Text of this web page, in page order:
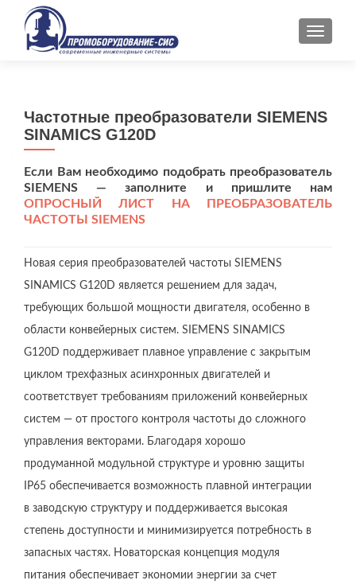
Частотные преобразователи SIEMENS
SINAMICS G120D
Если Вам необходимо подобрать преобразователь
SIEMENS — заполните и пришлите нам
ОПРОСНЫЙ ЛИСТ НА ПРЕОБРАЗОВАТЕЛЬ
ЧАСТОТЫ SIEMENS
Новая серия преобразователей частоты SIEMENS
SINAMICS G120D является решением для задач,
требующих большой мощности двигателя, особенно в
области конвейерных систем. SIEMENS SINAMICS
G120D поддерживает плавное управление с закрытым
циклом трехфазных асинхронных двигателей и
соответствует требованиям приложений конвейерных
систем — от простого контроля частоты до сложного
управления векторами. Благодаря хорошо
продуманной модульной структуре и уровню защиты
IP65 обеспечивается возможность плавной интеграции
в заводскую структуру и поддерживается высокая
степень доступности и минимизируется потребность в
запасных частях. Новаторская концепция модуля
питания обеспечивает экономии энергии за счет